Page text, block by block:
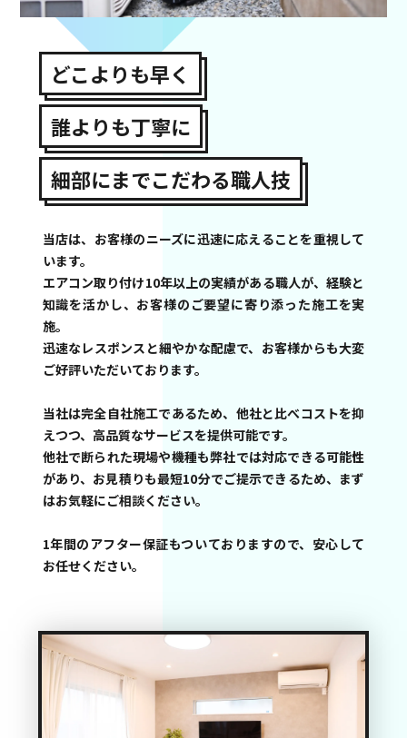
どこよりも早く
誰よりも丁寧に
細部にまでこだわる職人技
当店は、お客様のニーズに迅速に応えることを重視して
います。
エアコン取り付け10年以上の実績がある職人が、経験と
知識を活かし、お客様のご要望に寄り添った施工を実
施。
迅速なレスポンスと細やかな配慮で、お客様からも大変
ご好評いただいております。
当社は完全自社施工であるため、他社と比べコストを抑
えつつ、高品質なサービスを提供可能です。
他社で断られた現場や機種も弊社では対応できる可能性
があり、お見積りも最短10分でご提示できるため、まず
はお気軽にご相談ください。
1年間のアフター保証もついておりますので、安心して
お任せください。